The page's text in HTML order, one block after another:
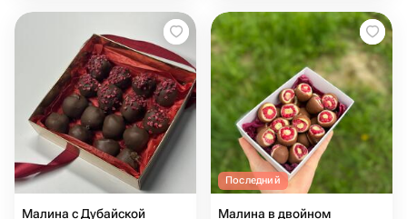
Малина с Дубайской
Последний
Малина в двойном